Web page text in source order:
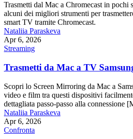
Trasmetti dal Mac a Chromecast in pochi
alcuni dei migliori strumenti per
smart TV tramite Chromecast.
Nataliia Paraskeva
Apr 6, 2026
Streaming
Trasmetti da Mac a TV
Scopri lo Screen Mirroring da Mac a
video e film tra questi dispositivi
dettagliata passo-passo alla connessione
Nataliia Paraskeva
Apr 6, 2026
Confronta